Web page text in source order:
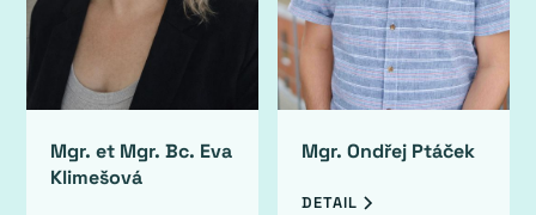
Mgr. et Mgr. Bc. Eva
Klimešová
Mgr. Ondřej Ptáček
DETAIL